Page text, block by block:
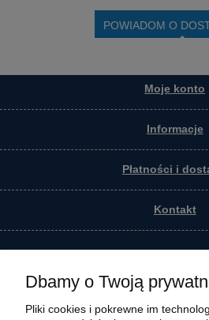
POWIADOM O
Moje konto
Informacje
Płatności i
Kontakt
Dbamy o Twoją
Pliki cookies i pokrewne im